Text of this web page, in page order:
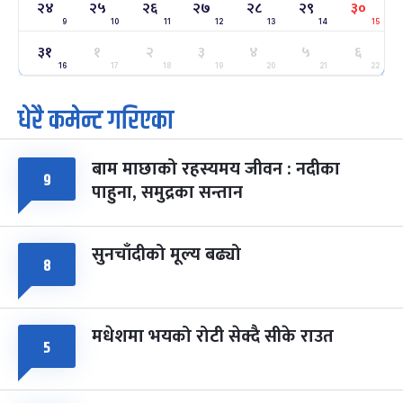
सोम फाल्गुन २४, २०८३- Mar 8, 2027
२५
मंगल
ग्याल्पो ल्होसार
फाल्गुन २५, २०८३ Mar 9, 2027
७ महिना बाँकी
७ पूर्णिमा व्रत
चैत्र ७, २०८३-Mar 21, 2027
८
सोम
फागुपूर्णिमा
चैत्र ८, २०८३-Mar 22, 2027
७ महिना बाँकी
२४
9
२५
10
२६
11
२७
12
२८
13
२९
14
३०
15
३१
16
१
17
२
18
३
19
४
20
५
21
६
22
धेरै कमेन्ट गरिएका
९ बाम माछाको रहस्यमय जीवन : नदीका
पाहुना, समुद्रका सन्तान
८ सुनचाँदीको मूल्य बढ्यो
५ मधेशमा भयको रोटी सेक्दै सीके राउत